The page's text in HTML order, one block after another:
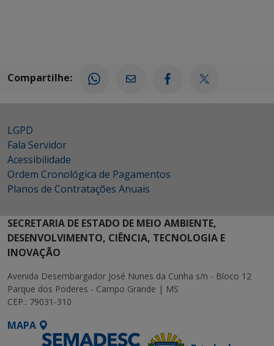
Compartilhe:
LGPD
Fala Servidor
Acessibilidade
Ordem Cronológica de Pagamentos
Planos de Contratações Anuais
SECRETARIA DE ESTADO DE MEIO AMBIENTE,
DESENVOLVIMENTO, CIÊNCIA, TECNOLOGIA E
INOVAÇÃO
Avenida Desembargador José Nunes da Cunha s/n - Bloco 12
Parque dos Poderes - Campo Grande | MS
CEP.: 79031-310
MAPA